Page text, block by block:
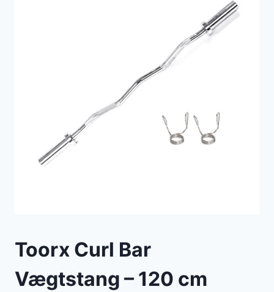
Toorx Curl Bar
Vægtstang – 120 cm